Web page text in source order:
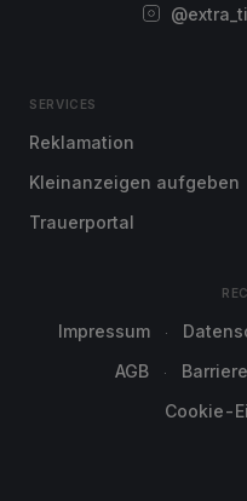
SERVICES
Reklamation
Kleinanzeigen aufgeben
Trauerportal
Impressum
AGB
Cookie-